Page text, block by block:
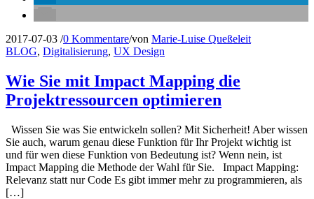
2017-07-03 /0 Kommentare/von Marie-Luise Queßeleit
BLOG, Digitalisierung, UX Design
Wie Sie mit Impact Mapping die
Projektressourcen optimieren
Wissen Sie was Sie entwickeln sollen? Mit Sicherheit! Aber wissen
Sie auch, warum genau diese Funktion für Ihr Projekt wichtig ist
und für wen diese Funktion von Bedeutung ist? Wenn nein, ist
Impact Mapping die Methode der Wahl für Sie. Impact Mapping:
Relevanz statt nur Code Es gibt immer mehr zu programmieren, als
[…]